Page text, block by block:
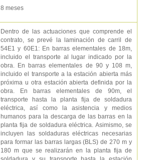
8 meses
Dentro de las actuaciones que comprende el
contrato, se prevé la laminación de carril de
54E1 y 60E1: En barras elementales de 18m,
incluido el transporte al lugar indicado por la
obra. En barras elementales de 90 y 108 m,
incluido el transporte a la estación abierta más
próxima u otra estación abierta definida por la
obra. En barras elementales de 90m, el
transporte hasta la planta fija de soldadura
eléctrica, así como la asistencia y medios
humanos para la descarga de las barras en la
planta fija de soldadura eléctrica. Asimismo, se
incluyen las soldaduras eléctricas necesarias
para formar las barras largas (BLS) de 270 m y
180 m que se realizarán en la planta fija de